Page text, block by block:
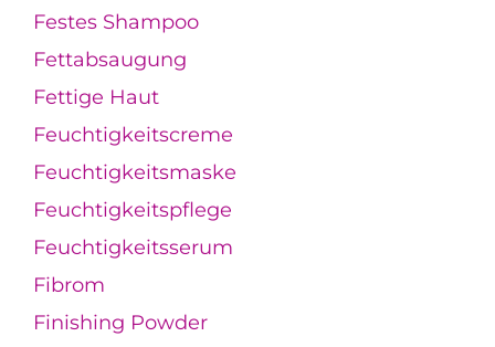
Festes Shampoo
Fettabsaugung
Fettige Haut
Feuchtigkeitscreme
Feuchtigkeitsmaske
Feuchtigkeitspflege
Feuchtigkeitsserum
Fibrom
Finishing Powder